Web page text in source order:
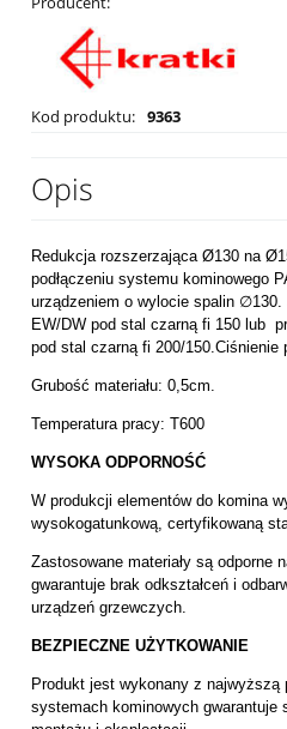
Kod produktu: 9363
Opis
Redukcja rozszerzająca Ø130 na
podłączeniu systemu kominowego
urządzeniem o wylocie spalin
EW/DW pod stal czarną fi 150 lub
pod stal czarną fi 200/150.Ciśnienie
Grubość materiału: 0,5cm.
Temperatura pracy: T600
WYSOKA ODPORNOŚĆ
W produkcji elementów do komina
wysokogatunkową, certyfikowaną
Zastosowane materiały są odporne
gwarantuje brak odkształceń i
urządzeń grzewczych.
BEZPIECZNE UŻYTKOWANIE
Produkt jest wykonany z
systemach kominowych